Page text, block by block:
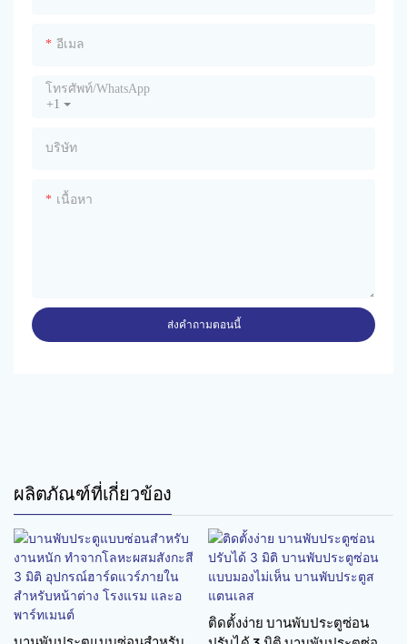
อีเมล
+1
โทรศัพท์/WhatsApp
บริษัท
เนื้อหา
ส่งคำถามตอนนี้
ผลิตภัณฑ์ที่เกี่ยวข้อง
ติดตั้งง่าย บานพับประตูซ่อน